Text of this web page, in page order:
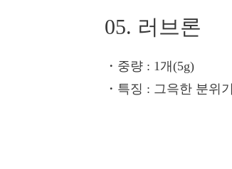
05. 러브론
・중량 : 1개(5g)
・특징 : 그윽한 분위